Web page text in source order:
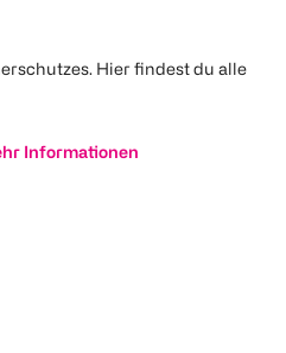
Hier findest du alle
Informationen